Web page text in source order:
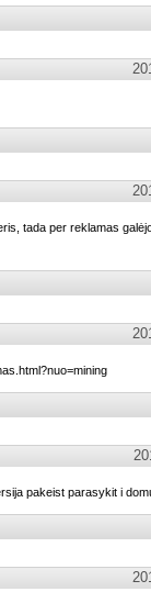
tada per reklamas
pakeist parasykit i